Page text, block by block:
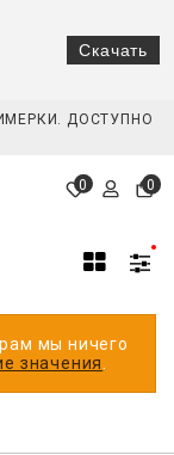
ДОСТУПНО
0 0
мы ничего
значения
Скачать